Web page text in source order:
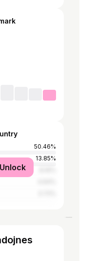
50.46%
13.85%